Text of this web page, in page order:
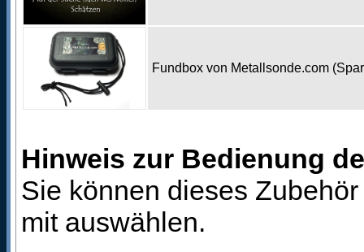
Fundbox von Metallsonde.com
Hinweis zur Bedienung
Sie können dieses
mit auswählen.